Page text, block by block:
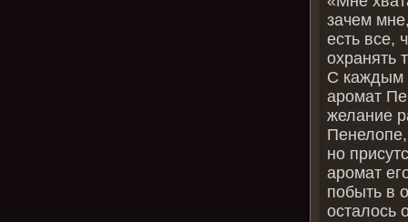
зачем
есть все,
охранять
С каждым
аромат
желание
но
аромат
побыть в
осталось